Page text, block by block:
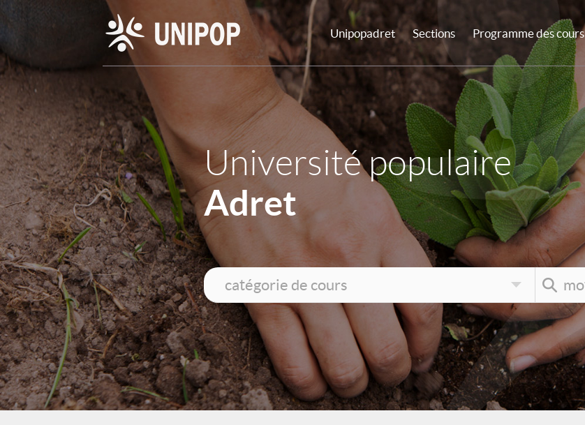
Unipopadret Sections Programme des cours
Université populaire
Adret